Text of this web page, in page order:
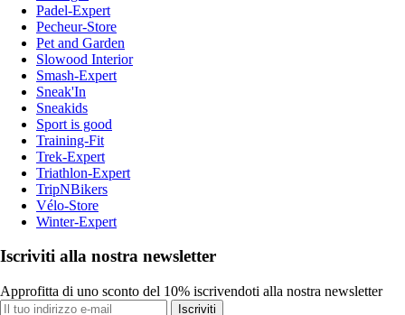
Padel-Expert
Pecheur-Store
Pet and Garden
Slowood Interior
Smash-Expert
Sneak'In
Sneakids
Sport is good
Training-Fit
Trek-Expert
Triathlon-Expert
TripNBikers
Vélo-Store
Winter-Expert
Iscriviti alla nostra newsletter
Approfitta di uno sconto del 10% iscrivendoti alla nostra newsletter
Iscriviti